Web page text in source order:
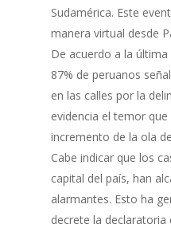
Sudamérica. Este
manera virtual desde
De acuerdo a la
87% de peruanos
en las calles por la
evidencia el temor
incremento de la ola
Cabe indicar que los
capital del país, han
alarmantes. Esto ha
decrete la